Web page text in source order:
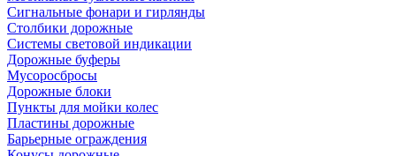
Сигнальные фонари и гирлянды
Столбики дорожные
Системы световой индикации
Дорожные буферы
Мусоросбросы
Дорожные блоки
Пункты для мойки колес
Пластины дорожные
Барьерные ограждения